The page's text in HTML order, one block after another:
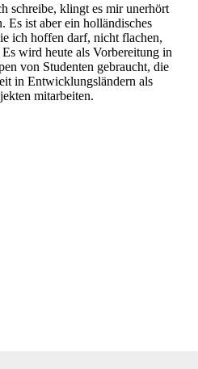
schreibe, klingt es mir unerhört
Es ist aber ein holländisches
ich hoffen darf, nicht flachen,
wird heute als Vorbereitung in
von Studenten gebraucht, die
in Entwicklungsländern als
mitarbeiten.